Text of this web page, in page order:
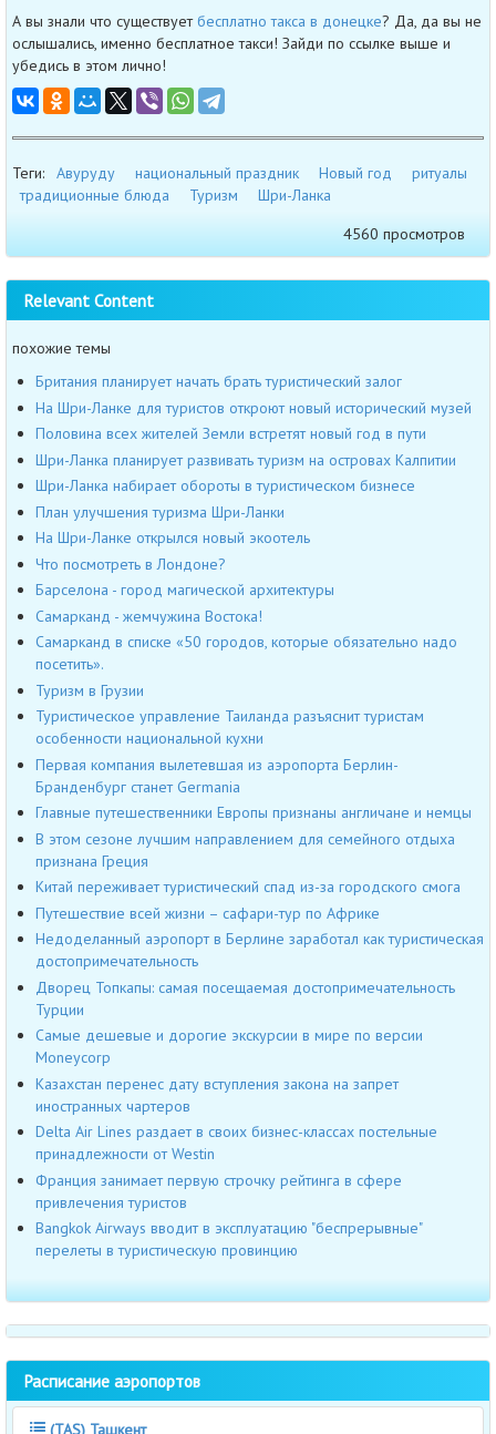
А вы знали что существуетбесплатно такса в донецке? Да, да вы не
ослышались, именно бесплатное такси! Зайди по ссылке выше и
убедись в этом лично!
Теги: Авуруду национальный праздник Новый год
ритуалы
традиционные блюда
Туризм
Шри-Ланка
4560 просмотров
Relevant Content
похожие темы
Британия планирует начать брать туристический залог
На Шри-Ланке для туристов откроют новый исторический музей
Половина всех жителей Земли встретят новый год в пути
Шри-Ланка планирует развивать туризм на островах Калпитии
Шри-Ланка набирает обороты в туристическом бизнесе
План улучшения туризма Шри-Ланки
На Шри-Ланке открылся новый экоотель
Что посмотреть в Лондоне?
Барселона - город магической архитектуры
Самарканд - жемчужина Востока!
Самарканд в списке «50 городов, которые обязательно надо
посетить».
Туризм в Грузии
Туристическое управление Таиланда разъяснит туристам
особенности национальной кухни
Первая компания вылетевшая из аэропорта Берлин-
Бранденбург станет Germania
Главные путешественники Европы признаны англичане и немцы
В этом сезоне лучшим направлением для семейного отдыха
признана Греция
Китай переживает туристический спад из-за городского смога
Путешествие всей жизни – сафари-тур по Африке
Недоделанный аэропорт в Берлине заработал как туристическая
достопримечательность
Дворец Топкапы: самая посещаемая достопримечательность
Турции
Самые дешевые и дорогие экскурсии в мире по версии
Moneycorp
Казахстан перенес дату вступления закона на запрет
иностранных чартеров
Delta Air Lines раздает в своих бизнес-классах постельные
принадлежности от Westin
Франция занимает первую строчку рейтинга в сфере
привлечения туристов
Bangkok Airways вводит в эксплуатацию "беспрерывные"
перелеты в туристическую провинцию
Расписание аэропортов
(TAS) Ташкент